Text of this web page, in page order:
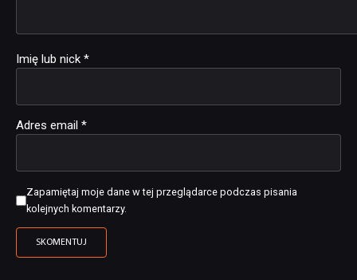
Imię lub nick *
Adres email *
Zapamiętaj moje dane w tej przeglądarce podczas pisania
kolejnych komentarzy.